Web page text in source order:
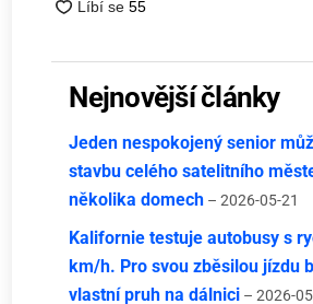
Nejnovější články
Jeden nespokojený senior
stavbu celého satelitního
několika domech – 2026-05-21
Kalifornie testuje autobusy s
km/h. Pro svou zběsilou jízdu
vlastní pruh na dálnici – 2026-